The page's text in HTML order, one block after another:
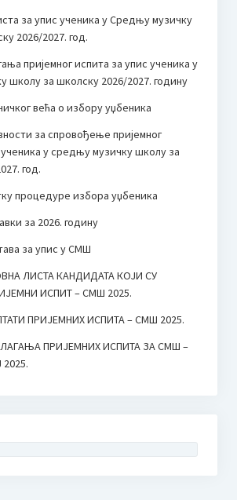
за упис ученика у Средњу музичку
2026/2027. год.
пријемног испита за упис ученика у
школу за школску 2026/2027. годину
већа о избору уџбеника
за спровођење пријемног
у средњу музичку школу за
год.
процедуре избора уџбеника
за 2026. годину
за упис у СМШ
ЛИСТА КАНДИДАТА КОЈИ СУ
ИСПИТ – СМШ 2025.
ПРИЈЕМНИХ ИСПИТА – СМШ 2025.
ПРИЈЕМНИХ ИСПИТА ЗА СМШ –